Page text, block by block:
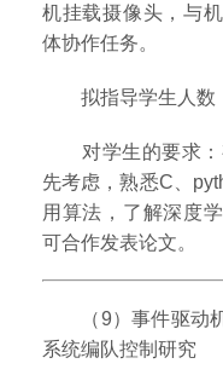
机挂载摄像头，与
体协作任务。
拟指导学生人数
对学生的要求：
先考虑，熟悉C、
用算法，了解深度
可合作发表论文。
（9）事件驱动机
系统编队控制研究